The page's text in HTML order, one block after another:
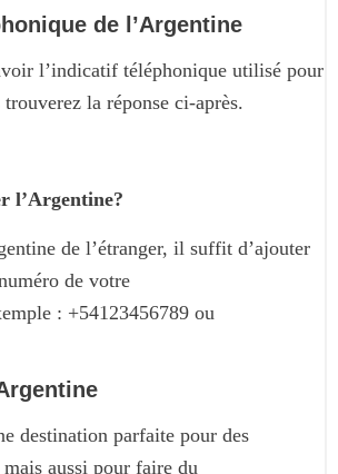
de l’Argentine
l’indicatif téléphonique utilisé pour
la réponse ci-après.
l’Argentine?
de l’étranger, il suffit d’ajouter
de votre
: +54123456789 ou
destination parfaite pour des
mais aussi pour faire du